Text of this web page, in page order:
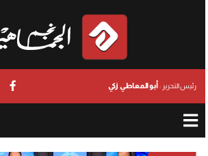
رئيس التحرير : أبو المعاطي زكي